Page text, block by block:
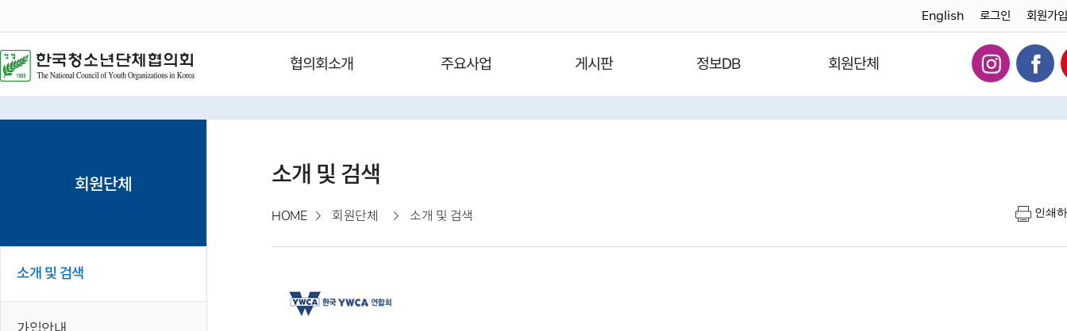
English 로그인 회원가입
협의회소개 주요사업 게시판 정보DB 회원단체
회원단체
소개 및 검색
소개 및 검색
HOME 회원단체 소개 및 검색 인쇄